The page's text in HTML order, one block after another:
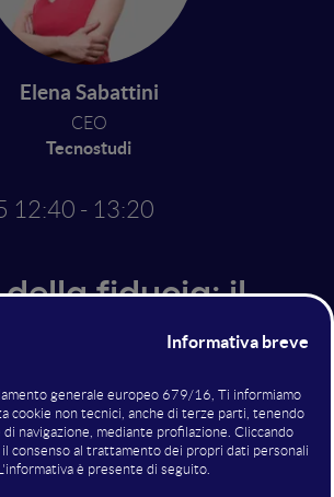
Elena Sabattini
CEO
Tecnostudi
12:40 - 13:20
della fiducia: il
del
per
indissolubili
brand non si misura in quote di
capacità di radicarsi nella mente del